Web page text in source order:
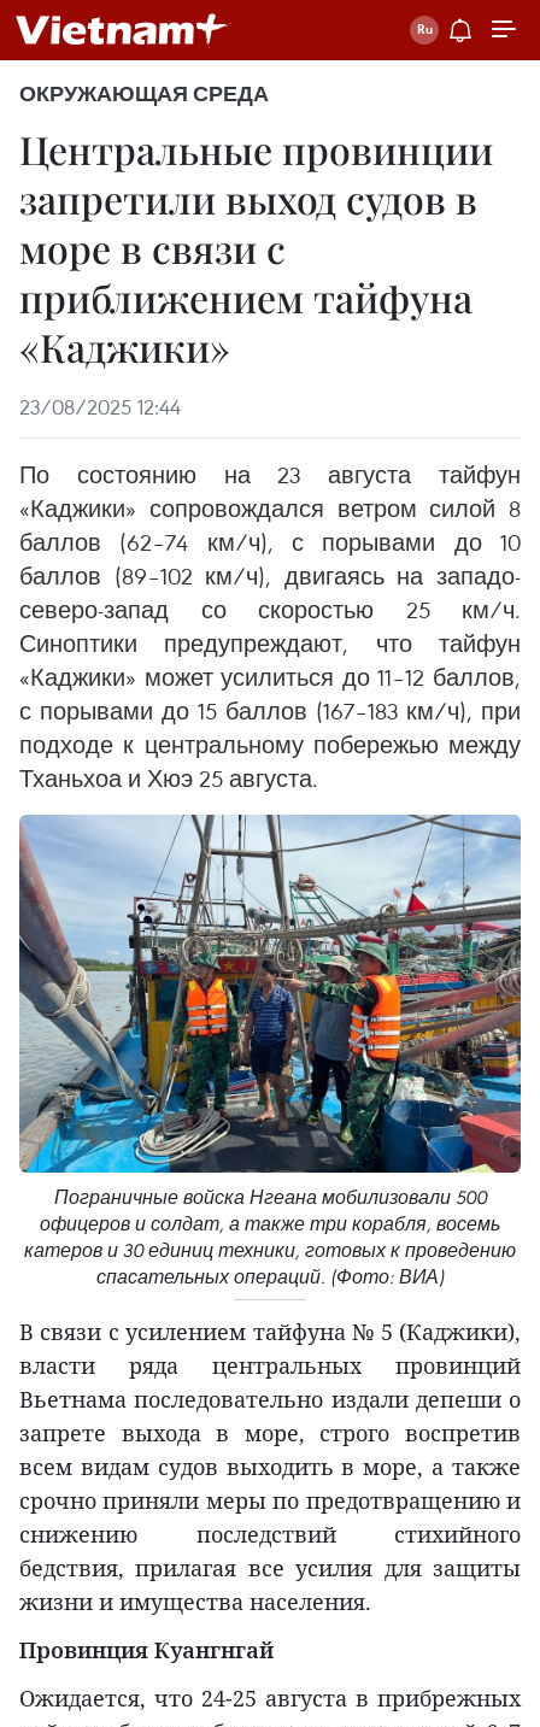
ОКРУЖАЮЩАЯ СРЕДА
Центральные провинции
запретили выход судов в
море в связи с
приближением тайфуна
«Каджики»
23/08/2025 12:44
По состоянию на 23 августа тайфун
«Каджики» сопровождался ветром силой 8
баллов (62–74 км/ч), с порывами до 10
баллов (89–102 км/ч), двигаясь на западо-
северо-запад со скоростью 25 км/ч.
Синоптики предупреждают, что тайфун
«Каджики» может усилиться до 11–12 баллов,
с порывами до 15 баллов (167–183 км/ч), при
подходе к центральному побережью между
Тханьхоа и Хюэ 25 августа.
Пограничные войска Нгеана мобилизовали 500
офицеров и солдат, а также три корабля, восемь
катеров и 30 единиц техники, готовых к проведению
спасательных операций. (Фото: ВИА)
В связи с усилением тайфуна № 5 (Каджики),
власти ряда центральных провинций
Вьетнама последовательно издали депеши о
запрете выхода в море, строго воспретив
всем видам судов выходить в море, а также
срочно приняли меры по предотвращению и
снижению последствий стихийного
бедствия, прилагая все усилия для защиты
жизни и имущества населения.
Провинция Куангнгай
Ожидается, что 24-25 августа в прибрежных